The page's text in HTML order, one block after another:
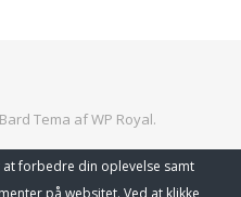
Bard Tema afWP Royal.
forbedre din oplevelse samt
på websitet. Ved at klikke